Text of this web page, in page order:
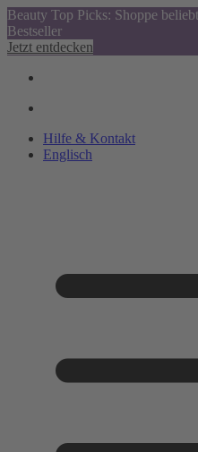
Beauty Top Picks: Shoppe
Bestseller
Jetzt entdecken
Hilfe & Kontakt
Englisch